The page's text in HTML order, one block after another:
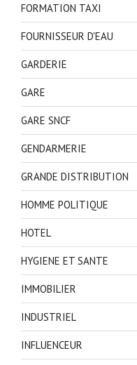
FORMATION TAXI
FOURNISSEUR D'EAU
GARDERIE
GARE
GARE SNCF
GENDARMERIE
GRANDE DISTRIBUTION
HOMME POLITIQUE
HOTEL
HYGIENE ET SANTE
IMMOBILIER
INDUSTRIEL
INFLUENCEUR